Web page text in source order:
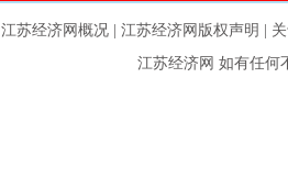
江苏经济网概况 江苏经济网版权声明
江苏经济网 如有任何